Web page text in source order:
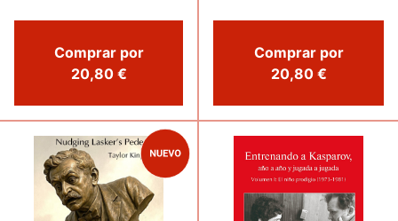
Comprar por
20,80 €
Comprar por
20,80 €